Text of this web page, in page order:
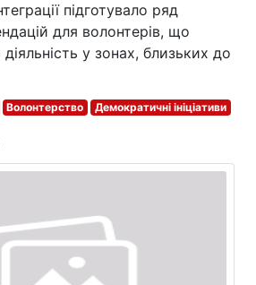
підготувало ряд
для волонтерів, що
у зонах, близьких до
Волонтерство Демократичні ініціативи